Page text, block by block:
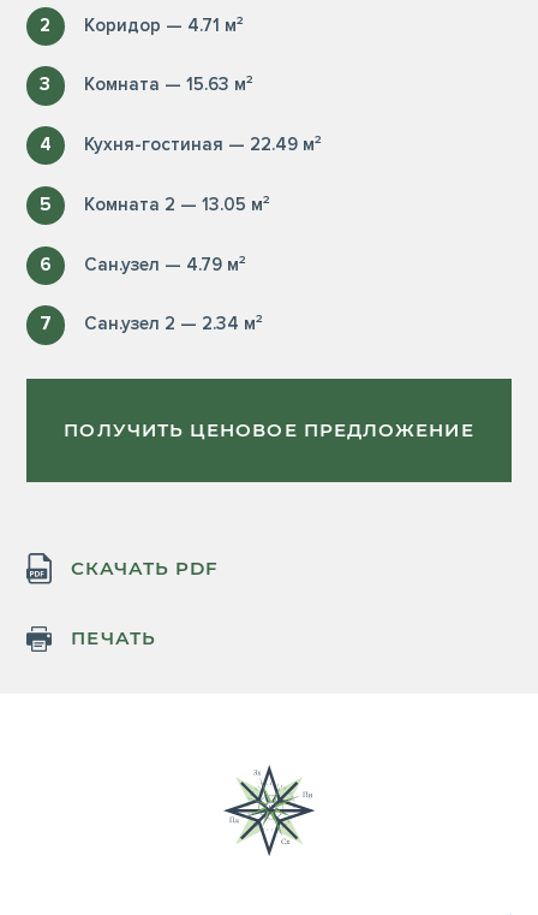
2 Коридор — 4.71 м²
3 Комната — 15.63 м²
4 Кухня-гостиная — 22.49 м²
5 Комната 2 — 13.05 м²
6 Сан.узел — 4.79 м²
7 Сан.узел 2 — 2.34 м²
ПОЛУЧИТЬ ЦЕНОВОЕ ПРЕДЛОЖЕНИЕ
СКАЧАТЬ PDF
ПЕЧАТЬ